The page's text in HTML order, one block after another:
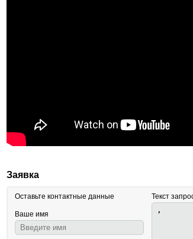
Заявка
Оставьте контактные данные
Ваше имя
Текст